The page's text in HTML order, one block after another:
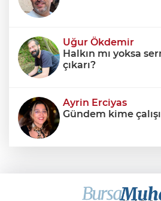
Uğur Ökdemir
Halkın mı yoksa
çıkarı?
Ayrin Erciyas
Gündem kime
Savaşların
doğa ve kaybedilen